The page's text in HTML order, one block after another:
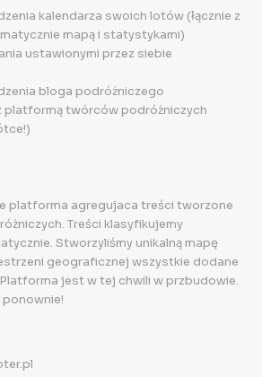
kalendarza swoich lotów (łącznie z
mapą i statystykami)
ustawionymi przez siebie
bloga podróżniczego
platformą twórców podróżniczych
platforma agregujaca treści tworzone
Treści klasyfikujemy
Stworzyliśmy unikalną mapę
geograficznej wszystkie dodane
jest w tej chwili w przbudowie.